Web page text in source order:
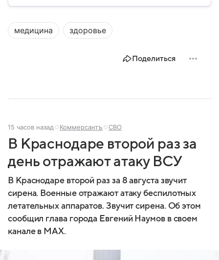
медицина здоровье
Поделиться
15 часов назад Коммерсантъ СВО
В Краснодаре второй раз за
день отражают атаку ВСУ
В Краснодаре второй раз за 8 августа звучит
сирена. Военные отражают атаку беспилотных
летательных аппаратов. Звучит сирена. Об этом
сообщил глава города Евгений Наумов в своем
канале в MAX.